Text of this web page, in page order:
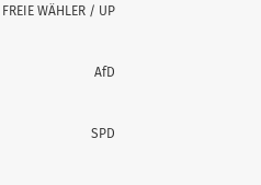
FREIE WÄHLER / UP
AfD
SPD